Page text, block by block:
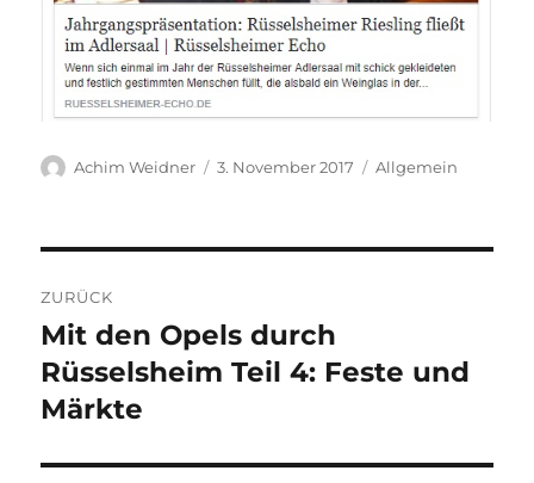
Autor
Achim Weidner
Veröffentlicht
3. November 2017 Kategorien
Allgemein
ZURÜCK
Vorheriger
Beitrag:
Mit den Opels durch
Rüsselsheim Teil 4: Feste und
Märkte